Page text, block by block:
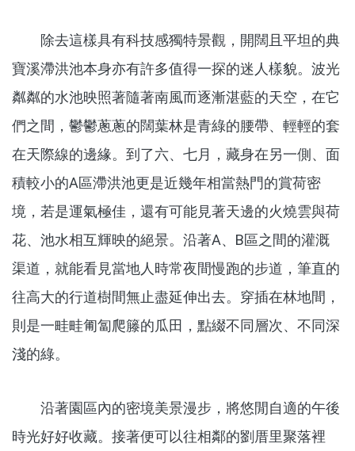
除去這樣具有科技感獨特景觀，開闊且平坦的典
寶溪滯洪池本身亦有許多值得一探的迷人樣貌。波光
粼粼的水池映照著隨著南風而逐漸湛藍的天空，在它
們之間，鬱鬱蔥蔥的闊葉林是青綠的腰帶、輕輕的套
在天際線的邊緣。到了六、七月，藏身在另一側、面
積較小的A區滯洪池更是近幾年相當熱門的賞荷密
境，若是運氣極佳，還有可能見著天邊的火燒雲與荷
花、池水相互輝映的絕景。沿著A、B區之間的灌溉
渠道，就能看見當地人時常夜間慢跑的步道，筆直的
往高大的行道樹間無止盡延伸出去。穿插在林地間，
則是一畦畦匍匐爬籐的瓜田，點綴不同層次、不同深
淺的綠。
沿著園區內的密境美景漫步，將悠閒自適的午後
時光好好收藏。接著便可以往相鄰的劉厝里聚落裡